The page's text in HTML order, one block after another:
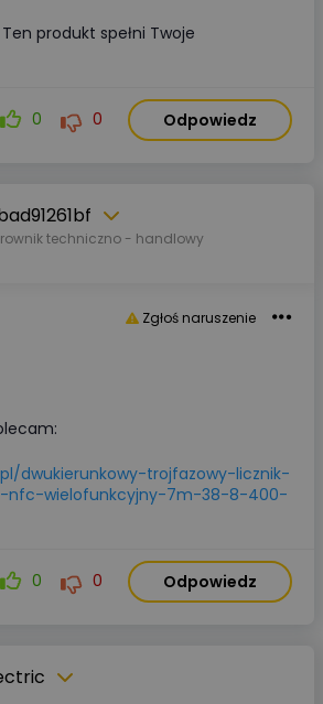
produkt spełni Twoje
0 0 Odpowiedz
techniczno - handlowy
Zgłoś naruszenie
dwukierunkowy-trojfazowy-licznik-
nfc-wielofunkcyjny-7m-38-8-400-
0 0 Odpowiedz